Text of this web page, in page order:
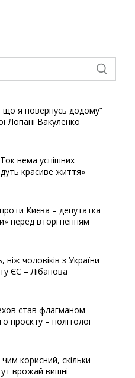
що я повернусь додому”
Лопані Вакуленко
Ток нема успішних
красиве життя»
Києва – депутатка
перед вторгненням
ніж чоловіків з України
ЄС – Лібанова
став флагманом
проєкту – політолог
корисний, скільки
врожай вишні